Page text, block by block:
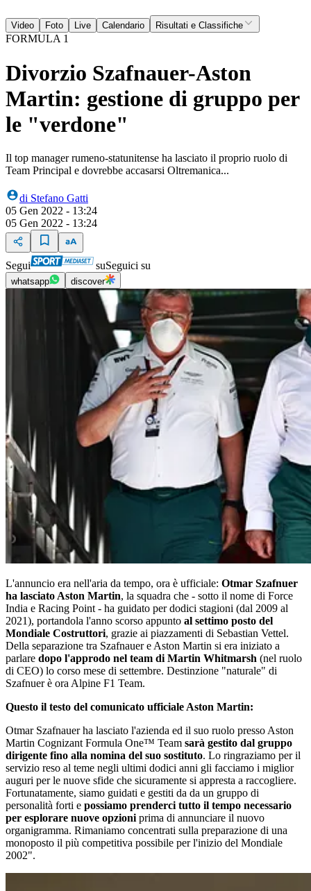
Video Foto Live Calendario Risultati e Classifiche
FORMULA 1
Divorzio Szafnauer-Aston
Martin: gestione di gruppo per
le "verdone"
Il top manager rumeno-statunitense ha lasciato il proprio ruolo di
Team Principal e dovrebbe accasarsi Oltremanica...
di Stefano Gatti
05 Gen 2022 - 13:24
05 Gen 2022 - 13:24
Segui suSeguici su
whatsapp discover
L'annuncio era nell'aria da tempo, ora è ufficiale: Otmar Szafnuer
ha lasciato Aston Martin, la squadra che - sotto il nome di Force
India e Racing Point - ha guidato per dodici stagioni (dal 2009 al
2021), portandola l'anno scorso appunto al settimo posto del
Mondiale Costruttori, grazie ai piazzamenti di Sebastian Vettel.
Della separazione tra Szafnauer e Aston Martin si era iniziato a
parlare dopo l'approdo nel team di Martin Whitmarsh (nel ruolo
di CEO) lo corso mese di settembre. Destinzione "naturale" di
Szafnuer è ora Alpine F1 Team.
Questo il testo del comunicato ufficiale Aston Martin:
Otmar Szafnauer ha lasciato l'azienda ed il suo ruolo presso Aston
Martin Cognizant Formula One™ Team sarà gestito dal gruppo
dirigente fino alla nomina del suo sostituto. Lo ringraziamo per il
servizio reso al teme negli ultimi dodici anni gli facciamo i miglior
auguri per le nuove sfide che sicuramente si appresta a raccogliere.
Fortunatamente, siamo guidati e gestiti da da un gruppo di
personalità forti e possiamo prenderci tutto il tempo necessario
per esplorare nuove opzioni prima di annunciare il nuovo
organigramma. Rimaniamo concentrati sulla preparazione di una
monoposto il più competitiva possibile per l'inizio del Mondiale
2002".